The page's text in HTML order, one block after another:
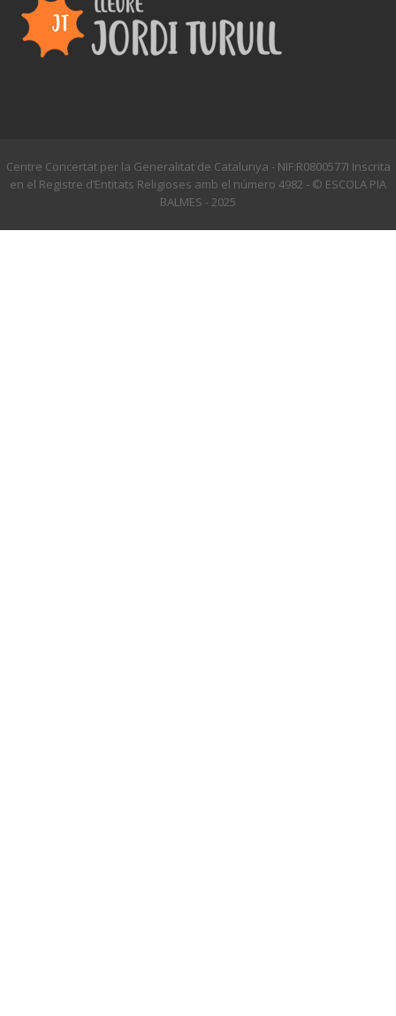
Centre Concertat per la Generalitat de Catalunya - NIF:R0800577I Inscrita
en el Registre d’Entitats Religioses amb el número 4982 - © ESCOLA PIA
BALMES - 2025